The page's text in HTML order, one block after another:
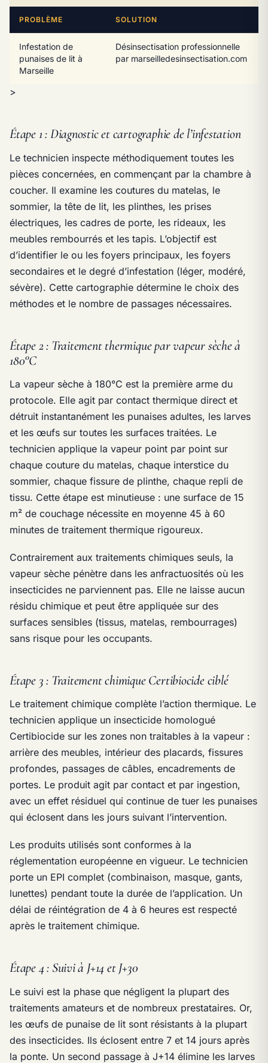
PROBLÈME SOLUTION
Infestation de
punaises de lit à
Marseille
Désinsectisation professionnelle
par marseilledesinsectisation.com
>
Étape 1 : Diagnostic et cartographie de l’infestation
Le technicien inspecte méthodiquement toutes les
pièces concernées, en commençant par la chambre à
coucher. Il examine les coutures du matelas, le
sommier, la tête de lit, les plinthes, les prises
électriques, les cadres de porte, les rideaux, les
meubles rembourrés et les tapis. L’objectif est
d’identifier le ou les foyers principaux, les foyers
secondaires et le degré d’infestation (léger, modéré,
sévère). Cette cartographie détermine le choix des
méthodes et le nombre de passages nécessaires.
Étape 2 : Traitement thermique par vapeur sèche à
180°C
La vapeur sèche à 180°C est la première arme du
protocole. Elle agit par contact thermique direct et
détruit instantanément les punaises adultes, les larves
et les œufs sur toutes les surfaces traitées. Le
technicien applique la vapeur point par point sur
chaque couture du matelas, chaque interstice du
sommier, chaque fissure de plinthe, chaque repli de
tissu. Cette étape est minutieuse : une surface de 15
m² de couchage nécessite en moyenne 45 à 60
minutes de traitement thermique rigoureux.
Contrairement aux traitements chimiques seuls, la
vapeur sèche pénètre dans les anfractuosités où les
insecticides ne parviennent pas. Elle ne laisse aucun
résidu chimique et peut être appliquée sur des
surfaces sensibles (tissus, matelas, rembourrages)
sans risque pour les occupants.
Étape 3 : Traitement chimique Certibiocide ciblé
Le traitement chimique complète l’action thermique. Le
technicien applique un insecticide homologué
Certibiocide sur les zones non traitables à la vapeur :
arrière des meubles, intérieur des placards, fissures
profondes, passages de câbles, encadrements de
portes. Le produit agit par contact et par ingestion,
avec un effet résiduel qui continue de tuer les punaises
qui éclosent dans les jours suivant l’intervention.
Les produits utilisés sont conformes à la
réglementation européenne en vigueur. Le technicien
porte un EPI complet (combinaison, masque, gants,
lunettes) pendant toute la durée de l’application. Un
délai de réintégration de 4 à 6 heures est respecté
après le traitement chimique.
Étape 4 : Suivi à J+14 et J+30
Le suivi est la phase que négligent la plupart des
traitements amateurs et de nombreux prestataires. Or,
les œufs de punaise de lit sont résistants à la plupart
des insecticides. Ils éclosent entre 7 et 14 jours après
la ponte. Un second passage à J+14 élimine les larves